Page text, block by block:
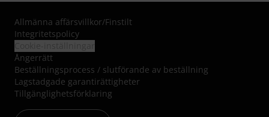
Allmänna affärsvillkor/Finstilt
Integritetspolicy
Ångerrätt
Beställningsprocess / slutförande av beställning
Lagstadgade garantirättigheter
Tillgänglighetsförklaring